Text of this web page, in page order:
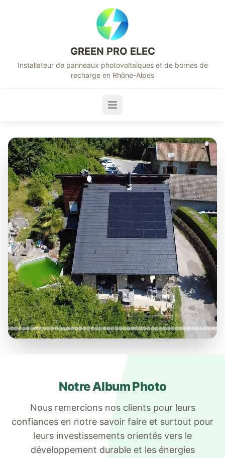
GREEN PRO ELEC
Installateur de panneaux photovoltaïques et de bornes de
recharge en Rhône-Alpes
Notre Album Photo
Nous remercions nos clients pour leurs
confiances en notre savoir faire et surtout pour
leurs investissements orientés vers le
développement durable et les énergies